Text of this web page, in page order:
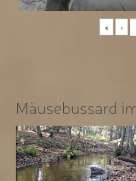
« ‹
Mäusebussard